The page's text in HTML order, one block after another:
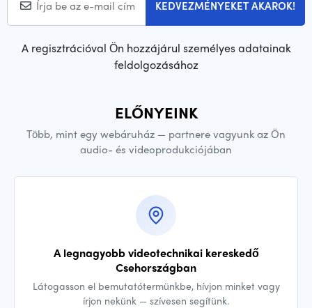
KEDVEZMÉNYEKET AKAROK!
A regisztrációval Ön hozzájárul személyes adatainak
feldolgozásához
ELŐNYEINK
Több, mint egy webáruház — partnere vagyunk az Ön
audio- és videoprodukciójában
A legnagyobb videotechnikai kereskedő
Csehországban
Látogasson el bemutatótermünkbe, hívjon minket vagy
írjon nekünk — szívesen segítünk.